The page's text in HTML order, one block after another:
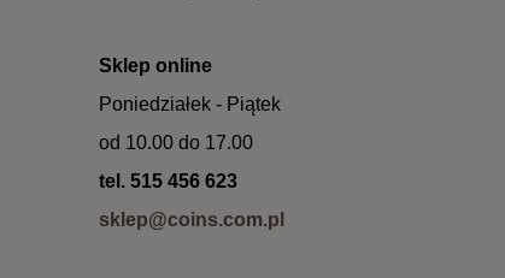
Sklep online
Poniedziałek - Piątek
od 10.00 do 17.00
tel. 515 456 623
sklep@coins.com.pl